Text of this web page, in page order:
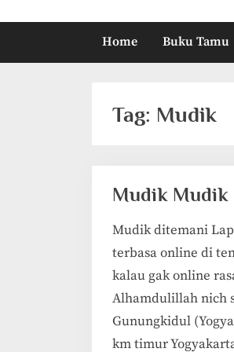
Home Buku Tamu
Tag: Mudik
Mudik Mudik
Mudik ditemani
terbasa online di
kalau gak online
Alhamdulillah nich
Gunungkidul
km timur